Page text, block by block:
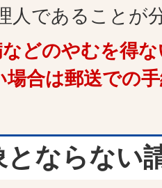
人であることが
どのやむを得
場合は郵送での
とならない